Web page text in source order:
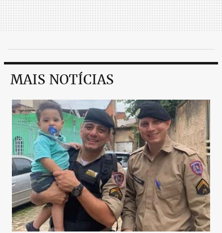
MAIS NOTÍCIAS